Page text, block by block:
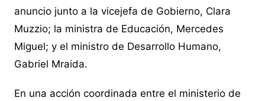
anuncio junto a la vicejefa de Gobierno, Clara
Muzzio; la ministra de Educación, Mercedes
Miguel; y el ministro de Desarrollo Humano,
Gabriel Mraida.
En una acción coordinada entre el ministerio de